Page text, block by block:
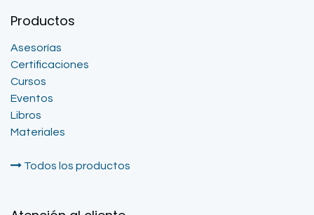
Productos
Asesorías
Certificaciones
Cursos
Eventos
Libros
Materiales
Todos los productos